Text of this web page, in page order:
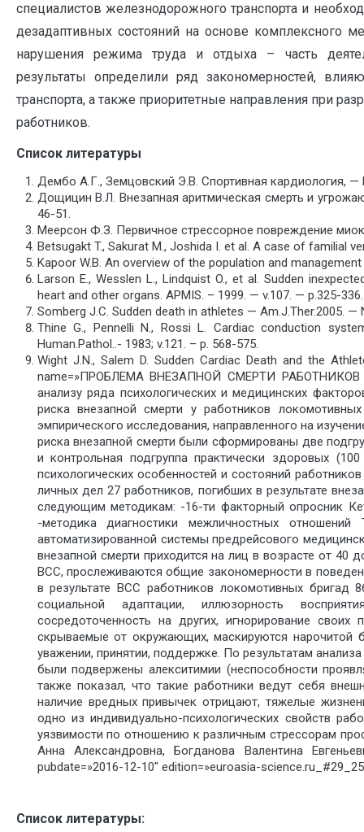
специалистов железнодорожного транспорта и
дезадаптивных состояний на основе комплексного
нарушения режима труда и отдыха – часть
результаты определили ряд закономерностей,
транспорта, а также приоритетные направления при
работников.
Список литературы
Дембо А.Г., Земцовский Э.В. Спортивная кардиология, —
Дощицин В.Л. Внезапная аритмическая смерть и
46-51.
Меерсон Ф.З. Первичное стрессорное повреждение
Betsugakt T., Sakurat M., Joshida I. et al. A case of familial
Kapoor W.B. An overview of the population and
Larson E., Wesslen L., Lindquist O., et al. Sudden
heart and other organs. APMIS. – 1999. — v.107. — p.325-336.
Somberg J.C. Sudden death in athletes — Am.J.Ther.2005. —
Thine G., Pennelli N., Rossi L. Cardiac conduction
Human.Pathol..- 1983; v.121. – р. 568-575.
Wight J.N., Salem D. Sudden Cardiac Death and the
name=»ПРОБЛЕМА ВНЕЗАПНОЙ СМЕРТИ
анализу ряда психологических и медицинских
риска внезапной смерти у работников
эмпирического исследования, направленного на
риска внезапной смерти были сформированы две
и контрольная подгруппа практически здоровых
психологических особенностей и состояний
личных дел 27 работников, погибших в результате
следующим методикам: -16-ти факторный опросник
-методика диагностики межличностных
автоматизированной системы предрейсового
внезапной смерти приходится на лиц в возрасте от 40
ВСС, прослеживаются общие закономерности в
в результате ВСС работников локомотивных бригад
социальной адаптации, иллюзорность
сосредоточенность на других, игнорирование
скрываемые от окружающих, маскируются нарочитой
уважении, принятии, поддержке. По результатам
были подвержены алекситимии (неспособности
также показал, что такие работники ведут себя
наличие вредных привычек отрицают, тяжелые
одно из индивидуально-психологических свойств
уязвимости по отношению к различным стрессорам
Анна Александровна, Богданова Валентина
pubdate=»2016-12-10″ edition=»euroasia-
Список литературы: